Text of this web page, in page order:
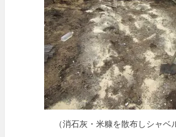
（消石灰・米糠を散布しシャベ